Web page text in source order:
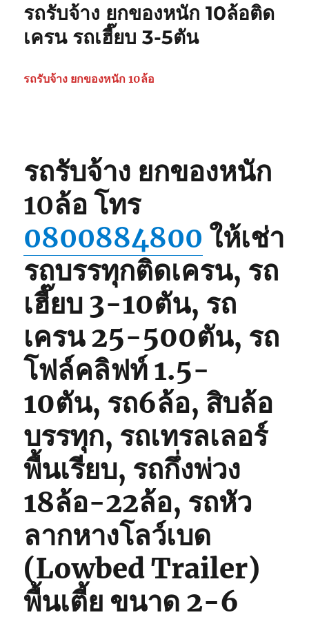
ของ
หนัก
10ล้อ
รถ
รถรับจ้าง ยกของหนัก 10ล้อติด
เครน รถเฮี๊ยบ 3-5ตัน
รถรับจ้าง ยกของหนัก 10ล้อ
รถรับจ้าง ยกของหนัก
10ล้อ โทร
0800884800 ให้เช่า
รถบรรทุกติดเครน, รถ
เฮี๊ยบ 3-10ตัน, รถ
เครน 25-500ตัน, รถ
โฟล์คลิฟท์ 1.5-
10ตัน, รถ6ล้อ, สิบล้อ
บรรทุก, รถเทรลเลอร์
พื้นเรียบ, รถกึ่งพ่วง
18ล้อ-22ล้อ, รถหัว
ลากหางโลว์เบด
(Lowbed Trailer)
พื้นเตี้ย ขนาด 2-6